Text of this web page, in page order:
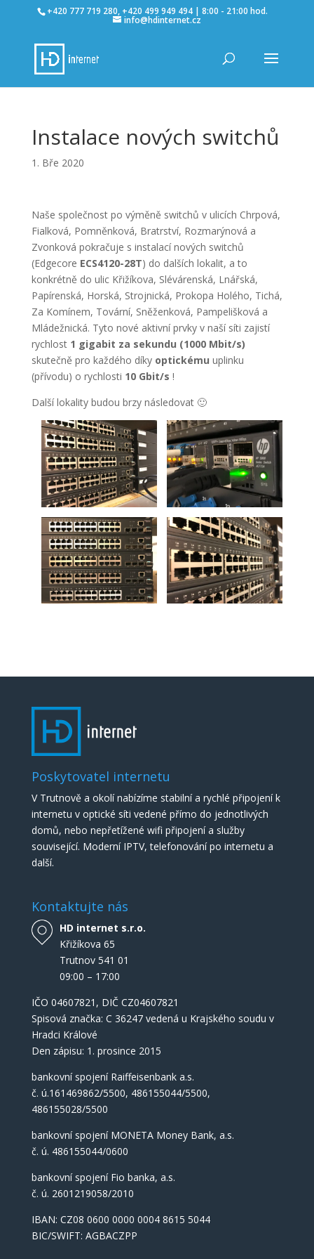
+420 777 719 280, +420 499 949 494 | 8:00 - 21:00 hod.
info@hdinternet.cz
Instalace nových switchů
1. Bře 2020
Naše společnost po výměně switchů v ulicích Chrpová,
Fialková, Pomněnková, Bratrství, Rozmarýnová a
Zvonková pokračuje s instalací nových switchů
(Edgecore ECS4120-28T) do dalších lokalit, a to
konkrétně do ulic Křižíkova, Slévárenská, Lnářská,
Papírenská, Horská, Strojnická, Prokopa Holého, Tichá,
Za Komínem, Tovární, Sněženková, Pampelišková a
Mládežnická. Tyto nové aktivní prvky v naší síti zajistí
rychlost 1 gigabit za sekundu (1000 Mbit/s)
skutečně pro každého díky optickému uplinku
(přívodu) o rychlosti 10 Gbit/s !
Další lokality budou brzy následovat 🙂
Poskytovatel internetu
V Trutnově a okolí nabízíme stabilní a rychlé připojení k
internetu v optické síti vedené přímo do jednotlivých
domů, nebo nepřetížené wifi připojení a služby
související. Moderní IPTV, telefonování po internetu a
další.
Kontaktujte nás
HD internet s.r.o.
Křižíkova 65
Trutnov 541 01
09:00 – 17:00
IČO 04607821 , DIČ CZ04607821
Spisová značka: C 36247 vedená u Krajského soudu v
Hradci Králové
Den zápisu: 1. prosince 2015
bankovní spojení Raiffeisenbank a.s.
č. ú.161469862/5500, 486155044/5500,
486155028/5500
bankovní spojení MONETA Money Bank, a.s.
č. ú. 486155044/0600
bankovní spojení Fio banka, a.s.
č. ú. 2601219058/2010
IBAN: CZ08 0600 0000 0004 8615 5044
BIC/SWIFT: AGBACZPP